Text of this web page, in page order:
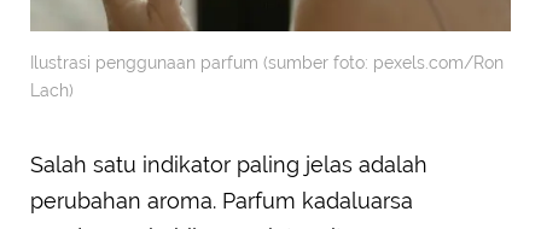
Ilustrasi penggunaan parfum (sumber foto: pexels.com/Ron
Lach)
Salah satu indikator paling jelas adalah
perubahan aroma. Parfum kadaluarsa